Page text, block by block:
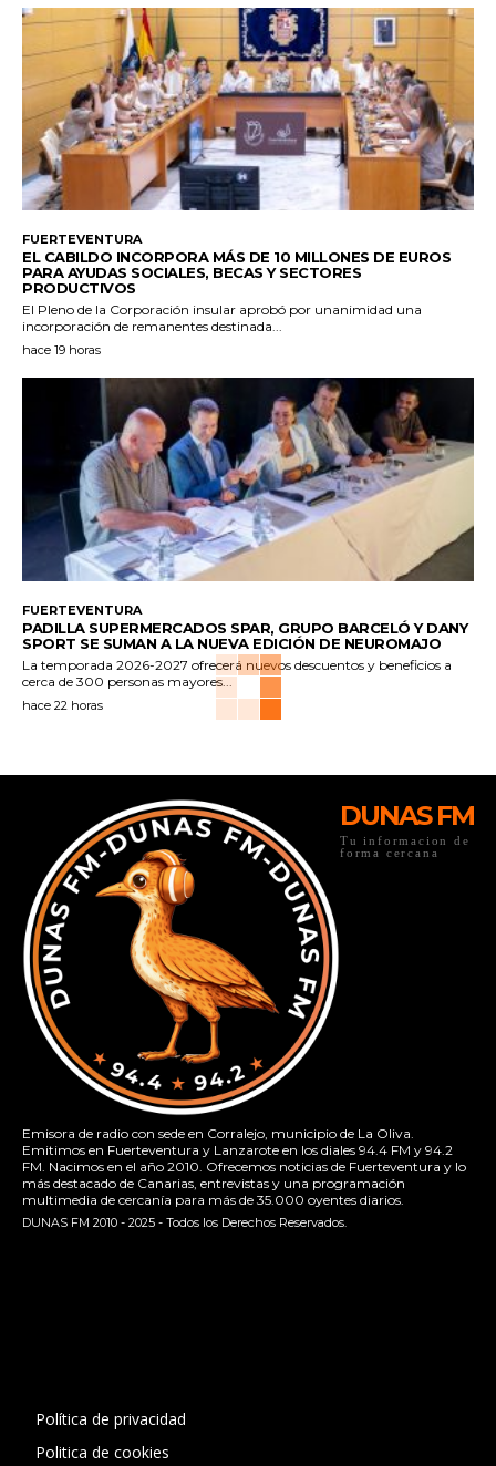
FUERTEVENTURA
EL CABILDO INCORPORA MÁS DE 10 MILLONES DE EUROS
PARA AYUDAS SOCIALES, BECAS Y SECTORES
PRODUCTIVOS
El Pleno de la Corporación insular aprobó por unanimidad una
incorporación de remanentes destinada...
hace 19 horas
FUERTEVENTURA
PADILLA SUPERMERCADOS SPAR, GRUPO BARCELÓ Y DANY
SPORT SE SUMAN A LA NUEVA EDICIÓN DE NEUROMAJO
La temporada 2026-2027 ofrecerá nuevos descuentos y beneficios a
cerca de 300 personas mayores...
hace 22 horas
DUNAS FM
Tu informacion de
forma cercana
Emisora de radio con sede en Corralejo, municipio de La Oliva.
Emitimos en Fuerteventura y Lanzarote en los diales 94.4 FM y 94.2
FM. Nacimos en el año 2010. Ofrecemos noticias de Fuerteventura y lo
más destacado de Canarias, entrevistas y una programación
multimedia de cercanía para más de 35.000 oyentes diarios.
DUNAS FM 2010 - 2025 - Todos los Derechos Reservados.
Política de privacidad
Politica de cookies